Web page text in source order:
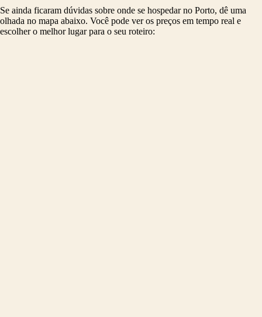
Se ainda ficaram dúvidas sobre onde se hospedar no Porto, dê uma
olhada no mapa abaixo. Você pode ver os preços em tempo real e
escolher o melhor lugar para o seu roteiro: